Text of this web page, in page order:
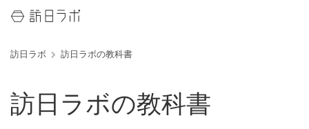
訪日ラボ 訪日ラボの教科書
訪日ラボの教科書